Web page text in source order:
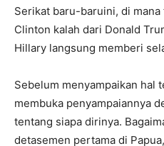
Serikat baru-baruini, di
Clinton kalah dari Donald
Hillary langsung memberi
Sebelum menyampaikan hal
membuka penyampaiannya
tentang siapa dirinya.
detasemen pertama di